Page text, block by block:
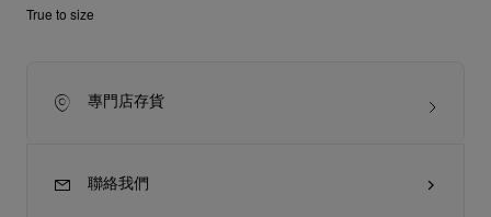
True to size
專門店存貨
聯絡我們